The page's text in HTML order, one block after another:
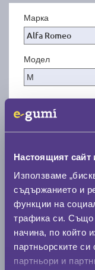
Настоящият сайт
Използваме
съдържанието и
функции на
трафика си. Също
начина, по който
партньорските
партньори и
Марка
Модел